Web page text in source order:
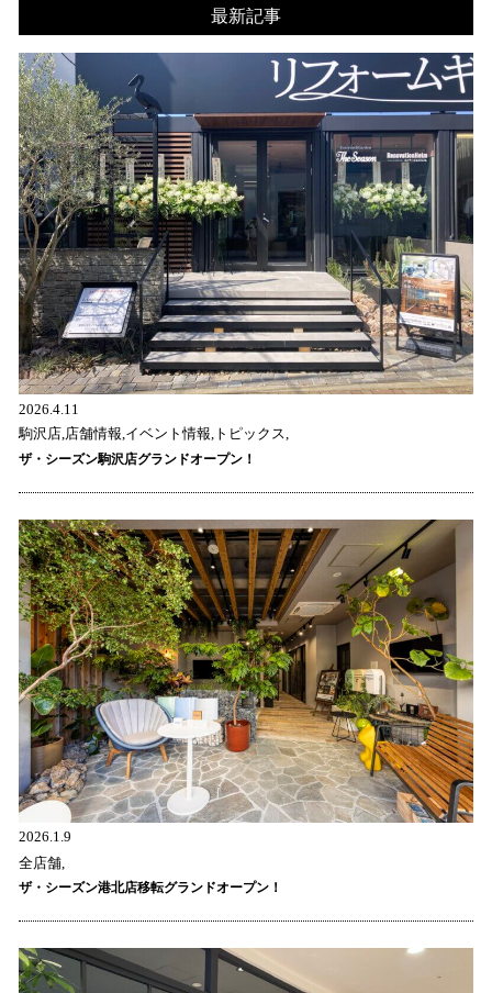
最新記事
2026.4.11
駒沢店,店舗情報,イベント情報,トピックス,
ザ・シーズン駒沢店グランドオープン！
2026.1.9
全店舗,
ザ・シーズン港北店移転グランドオープン！